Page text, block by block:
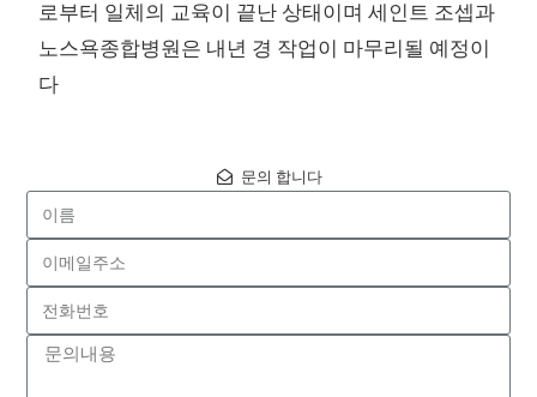
로부터 일체의 교육이 끝난 상태이며 세인트 조셉과
노스욕종합병원은 내년 경 작업이 마무리될 예정이
다
문의 합니다